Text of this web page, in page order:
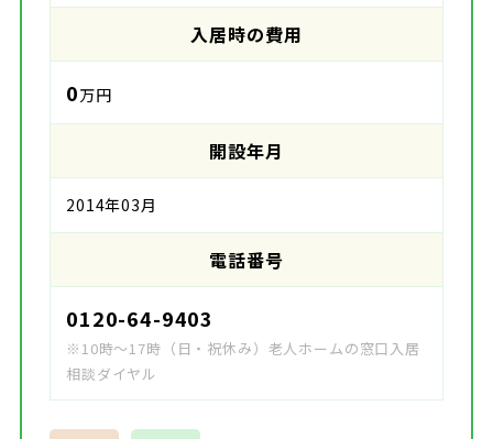
入居時の費用
0万円
開設年月
2014年03月
電話番号
0120-64-9403
※10時～17時（日・祝休み）老人ホームの窓口入居
相談ダイヤル